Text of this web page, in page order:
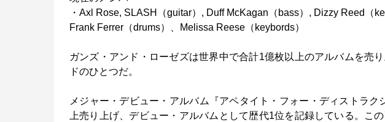
・Axl Rose, SLASH（guitar）, Duff McKagan（bass）, Dizzy Reed（
Frank Ferrer（drums）、Melissa Reese（keybords）
ガンズ・アンド・ローゼズは世界中で合計1億枚以上のアルバムを売
ドのひとつだ。
メジャー・デビュー・アルバム『アペタイト・フォー・ディストラ
上売り上げ、デビュー・アルバムとして歴代1位を記録している。こ